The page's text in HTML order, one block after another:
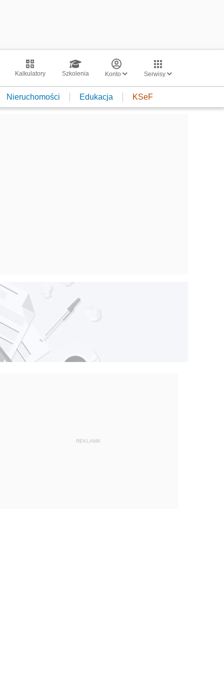
Kalkulatory Szkolenia Konto Serwisy
Nieruchomości Edukacja KSeF
REKLAMA